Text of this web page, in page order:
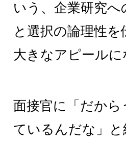
いう、企業研究へ
と選択の論理性
大きなアピールに
面接官に「だから
ているんだな」と